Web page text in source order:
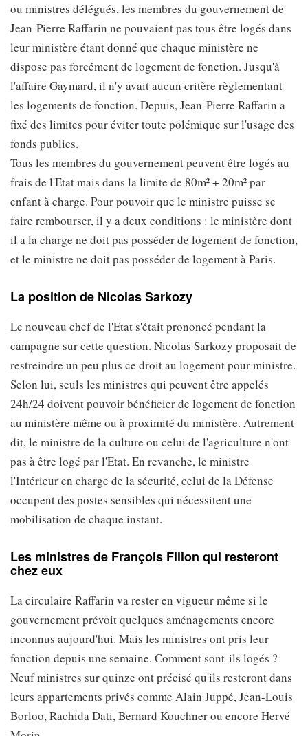
ou ministres délégués, les membres du gouvernement de
Jean-Pierre Raffarin ne pouvaient pas tous être logés dans
leur ministère étant donné que chaque ministère ne
dispose pas forcément de logement de fonction. Jusqu'à
l'affaire Gaymard, il n'y avait aucun critère règlementant
les logements de fonction. Depuis, Jean-Pierre Raffarin a
fixé des limites pour éviter toute polémique sur l'usage des
fonds publics.
Tous les membres du gouvernement peuvent être logés au
frais de l'Etat mais dans la limite de 80m² + 20m² par
enfant à charge. Pour pouvoir que le ministre puisse se
faire rembourser, il y a deux conditions : le ministère dont
il a la charge ne doit pas posséder de logement de fonction,
et le ministre ne doit pas posséder de logement à Paris.
La position de Nicolas Sarkozy
Le nouveau chef de l'Etat s'était prononcé pendant la
campagne sur cette question. Nicolas Sarkozy proposait de
restreindre un peu plus ce droit au logement pour ministre.
Selon lui, seuls les ministres qui peuvent être appelés
24h/24 doivent pouvoir bénéficier de logement de fonction
au ministère même ou à proximité du ministère. Autrement
dit, le ministre de la culture ou celui de l'agriculture n'ont
pas à être logé par l'Etat. En revanche, le ministre
l'Intérieur en charge de la sécurité, celui de la Défense
occupent des postes sensibles qui nécessitent une
mobilisation de chaque instant.
Les ministres de François Fillon qui resteront
chez eux
La circulaire Raffarin va rester en vigueur même si le
gouvernement prévoit quelques aménagements encore
inconnus aujourd'hui. Mais les ministres ont pris leur
fonction depuis une semaine. Comment sont-ils logés ?
Neuf ministres sur quinze ont précisé qu'ils resteront dans
leurs appartements privés comme Alain Juppé, Jean-Louis
Borloo, Rachida Dati, Bernard Kouchner ou encore Hervé